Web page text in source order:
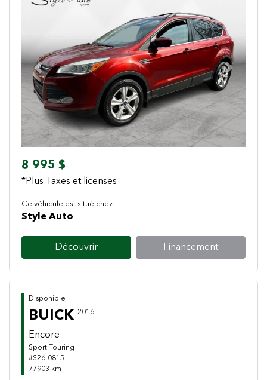
Previous Next
8 995 $
*Plus Taxes et licenses
Ce véhicule est situé chez:
Style Auto
Découvrir Financement
Disponible
BUICK 2016
Encore
Sport Touring
#S26-0815
77903 km